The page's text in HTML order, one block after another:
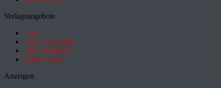
Verlagsangebote
Abo
ZEIT Akademie
ZEIT REISEN
Partnersuche
Anzeigen